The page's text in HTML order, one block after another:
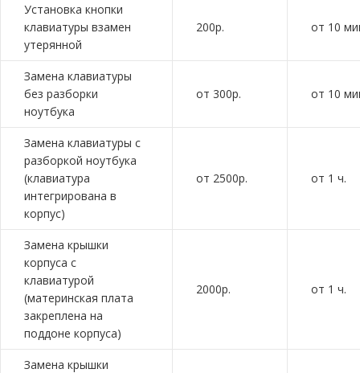
Установка кнопки
клавиатуры взамен
утерянной
200р. от 10
Замена клавиатуры
без разборки
ноутбука
от 300р. от 10
Замена клавиатуры с
разборкой ноутбука
(клавиатура
интегрирована в
корпус)
от 2500р. от 1 ч.
Замена крышки
корпуса с
клавиатурой
(материнская плата
закреплена на
поддоне корпуса)
2000р. от 1 ч.
Замена крышки